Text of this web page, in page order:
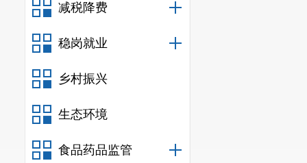
减税降费
稳岗就业
乡村振兴
生态环境
食品药品监管